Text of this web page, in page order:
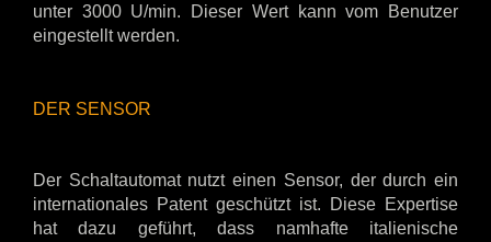
unter 3000 U/min. Dieser Wert kann vom Benutzer
eingestellt werden.
DER SENSOR
Der Schaltautomat nutzt einen Sensor, der durch ein
internationales Patent geschützt ist. Diese Expertise
hat dazu geführt, dass namhafte italienische